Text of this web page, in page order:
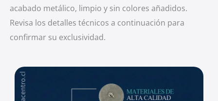
acabado metálico, limpio y sin colores añadidos.
Revisa los detalles técnicos a continuación para
confirmar su exclusividad.